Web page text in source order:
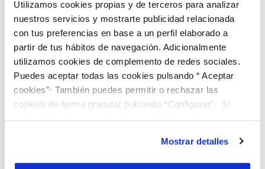
Utilizamos cookies propias y de terceros para analizar
nuestros servicios y mostrarte publicidad relacionada
con tus preferencias en base a un perfil elaborado a
partir de tus hábitos de navegación. Adicionalmente
utilizamos cookies de complemento de redes sociales.
Puedes aceptar todas las cookies pulsando “ Aceptar
cookies”· También puedes permitir o rechazar las
cookies de forma granular pulsando “Configurar”. Si
son indispensables para que el sitio web funcione y que
por tanto no se pueden desactivar. Puedes consultar
Mostrar detalles
VALORES
Acción social
Generación de oportunidades